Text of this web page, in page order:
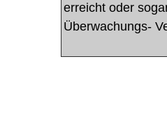
erreicht oder
Überwachungs-